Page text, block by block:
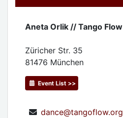
Aneta Orlik // Tango Flow
Züricher Str. 35
81476 München
Event List >>
dance@tangoflow.org